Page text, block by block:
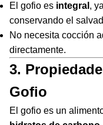
El gofio es integral ,
conservando el
No necesita cocción
directamente.
3.
Gofio
El gofio es un